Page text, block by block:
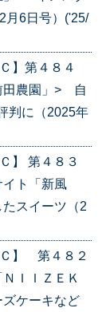
月6日号）('25/
】第４８４
田農園」> 自
判に（2025年
】 第４８３
ト「新風
スイーツ（2
Ｃ】 第４８２
ＩＩＺＥＫ
ケーキなど